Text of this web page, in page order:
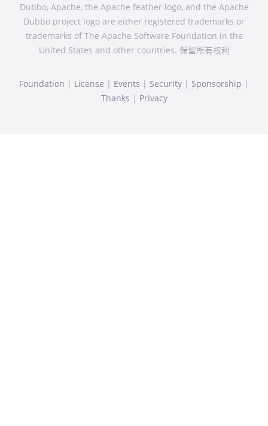
Dubbo, Apache, the Apache feather logo, and the Apache
Dubbo project logo are either registered trademarks or
trademarks of The Apache Software Foundation in the
United States and other countries. 保留所有权利
Foundation | License | Events | Security | Sponsorship |
Thanks | Privacy